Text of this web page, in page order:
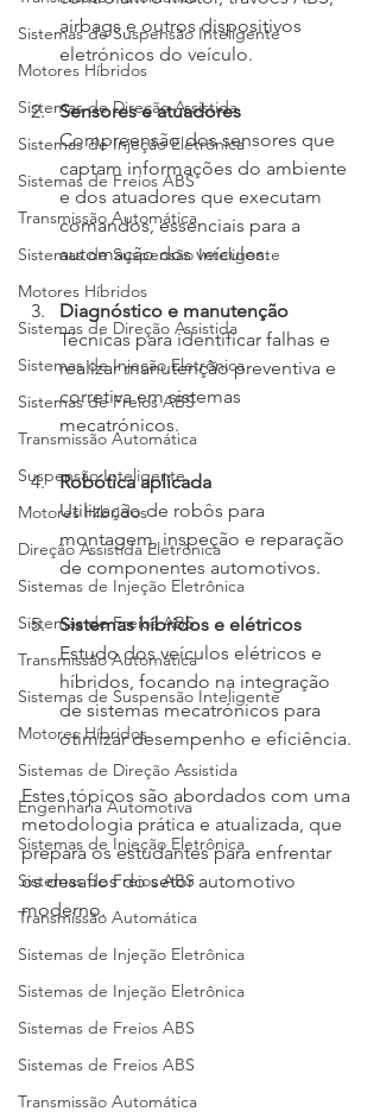
Sistemas de Suspensão Inteligente
Motores Híbridos
Sistemas de Direção Assistida
Sistemas de Injeção Eletrônica
Sistemas de Freios ABS
Transmissão Automática
Sistemas de Suspensão Inteligente
Motores Híbridos
Sistemas de Direção Assistida
Sistemas de Injeção Eletrônica
Sistemas de Freios ABS
Transmissão Automática
Suspensão Inteligente
Motores Híbridos
Direção Assistida Eletrônica
Sistemas de Injeção Eletrônica
Sistemas de Freios ABS
Transmissão Automática
Sistemas de Suspensão Inteligente
Motores Híbridos
Sistemas de Direção Assistida
Engenharia Automotiva
Sistemas de Injeção Eletrônica
Sistemas de Freios ABS
Transmissão Automática
Sistemas de Injeção Eletrônica
Sistemas de Injeção Eletrônica
Sistemas de Freios ABS
Sistemas de Freios ABS
Transmissão Automática
airbags e outros dispositivos
eletrónicos do veículo.
Sensores e atuadores
Compreensão dos sensores que
captam informações do ambiente
e dos atuadores que executam
comandos, essenciais para a
automação dos veículos.
Diagnóstico e manutenção
Técnicas para identificar falhas e
realizar manutenção preventiva e
corretiva em sistemas
mecatrónicos.
Robótica aplicada
Utilização de robôs para
montagem, inspeção e reparação
de componentes automotivos.
Sistemas híbridos e elétricos
Estudo dos veículos elétricos e
híbridos, focando na integração
de sistemas mecatrónicos para
otimizar desempenho e eficiência.
Estes tópicos são abordados com uma
metodologia prática e atualizada, que
prepara os estudantes para enfrentar
os desafios do setor automotivo
moderno.